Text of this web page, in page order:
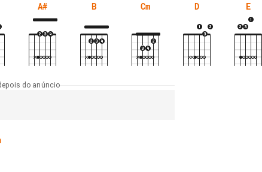
A# B Cm D E
do anúncio